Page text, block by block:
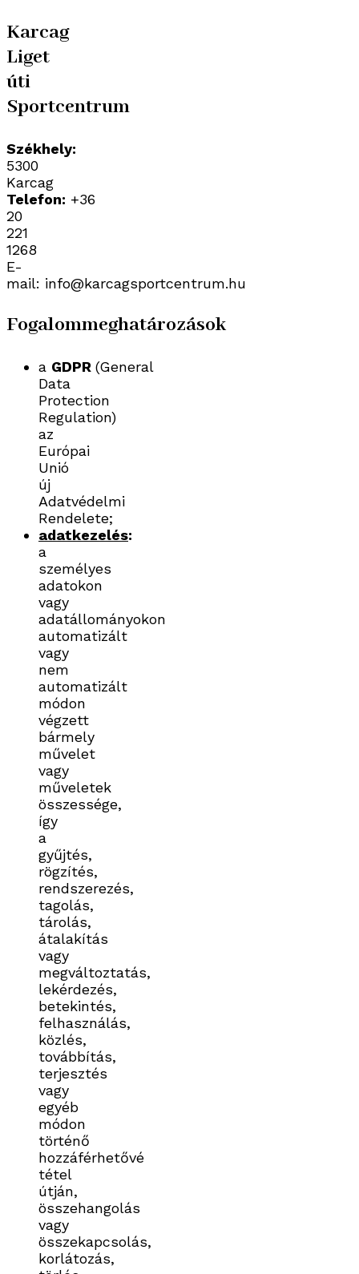
Karcag
Liget
úti
Sportcentrum
Székhely:
5300
Karcag
Telefon: +36
20
221
1268
E-
mail: info@karcagsportcentrum.hu
Fogalommeghatározások
a GDPR (General
Data
Protection
Regulation)
az
Európai
Unió
új
Adatvédelmi
Rendelete;
adatkezelés:
a
személyes
adatokon
vagy
adatállományokon
automatizált
vagy
nem
automatizált
módon
végzett
bármely
művelet
vagy
műveletek
összessége,
így
a
gyűjtés,
rögzítés,
rendszerezés,
tagolás,
tárolás,
átalakítás
vagy
megváltoztatás,
lekérdezés,
betekintés,
felhasználás,
közlés,
továbbítás,
terjesztés
vagy
egyéb
módon
történő
hozzáférhetővé
tétel
útján,
összehangolás
vagy
összekapcsolás,
korlátozás,